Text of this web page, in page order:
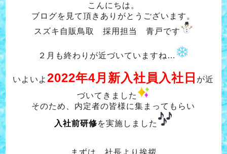
こんにちは。
ブログを見て頂きありがとうございます。
スズキ自販鳥取 採用担当 青戸です
２月も終わりが近づいていますね…
いよいよ2022年4月新入社員入社日 が近
づいてきました
そのため、内定者の皆様に集まってもらい
入社前研修を実施しました
まずは、社長より挨拶